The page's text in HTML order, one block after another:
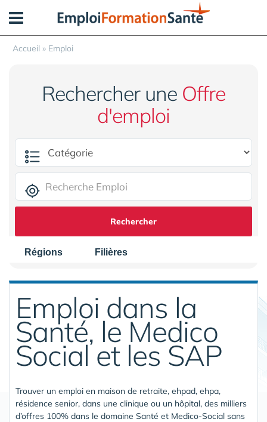
Accueil » Emploi
Rechercher une Offre
d'emploi
Rechercher
Régions Filières
Emploi dans la
Santé, le Medico
Social et les SAP
Trouver un emploi en maison de retraite, ehpad, ehpa,
résidence senior, dans une clinique ou un hôpital, des milliers
d’offres 100% dans le domaine Santé et Medico-Social sans